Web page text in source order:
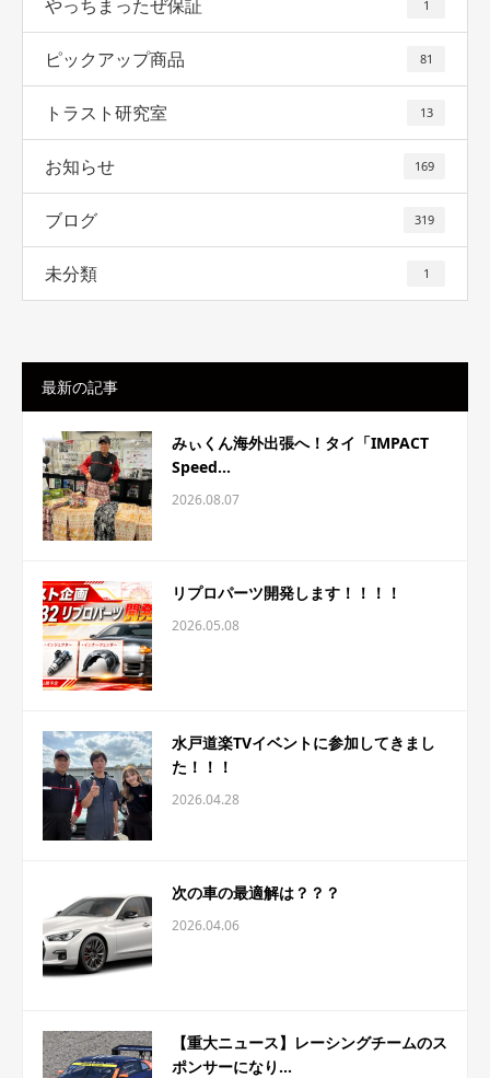
やっちまったぜ保証 1
ピックアップ商品 81
トラスト研究室 13
お知らせ 169
ブログ 319
未分類 1
最新の記事
みぃくん海外出張へ！タイ「IMPACT
Speed...
2026.08.07
リプロパーツ開発します！！！！
2026.05.08
水戸道楽TVイベントに参加してきまし
た！！！
2026.04.28
次の車の最適解は？？？
2026.04.06
【重大ニュース】レーシングチームのス
ポンサーになり...